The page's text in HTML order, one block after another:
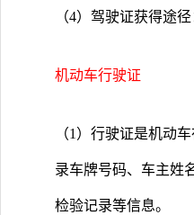
（4）驾驶证获得途
机动车行驶证
（1）行驶证是机动
录车牌号码、车主姓
检验记录等信息。